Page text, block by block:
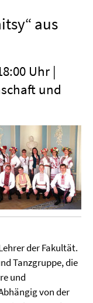
aus
Uhr |
und
der Fakultät.
Tanzgruppe, die
und
von der